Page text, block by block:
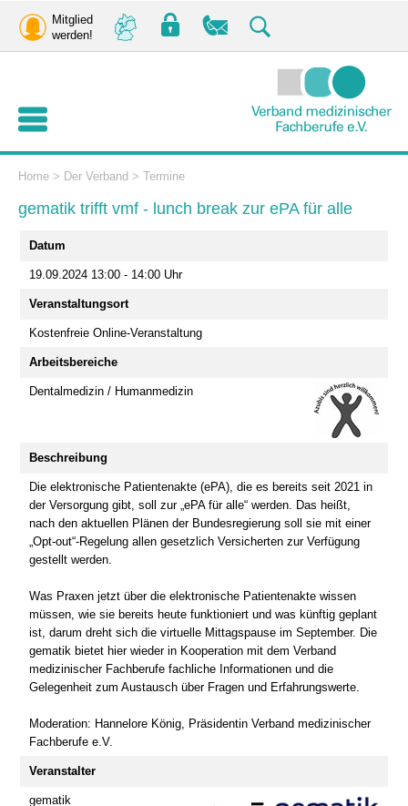
Mitglied
werden!
Home > Der Verband > Termine
gematik trifft vmf - lunch break zur ePA für alle
Datum
19.09.2024 13:00 - 14:00 Uhr
Veranstaltungsort
Kostenfreie Online-Veranstaltung
Arbeitsbereiche
Dentalmedizin / Humanmedizin
Beschreibung
Die elektronische Patientenakte (ePA), die es bereits seit 2021 in
der Versorgung gibt, soll zur „ePA für alle“ werden. Das heißt,
nach den aktuellen Plänen der Bundesregierung soll sie mit einer
„Opt-out“-Regelung allen gesetzlich Versicherten zur Verfügung
gestellt werden.
Was Praxen jetzt über die elektronische Patientenakte wissen
müssen, wie sie bereits heute funktioniert und was künftig geplant
ist, darum dreht sich die virtuelle Mittagspause im September. Die
gematik bietet hier wieder in Kooperation mit dem Verband
medizinischer Fachberufe fachliche Informationen und die
Gelegenheit zum Austausch über Fragen und Erfahrungswerte.
Moderation: Hannelore König, Präsidentin Verband medizinischer
Fachberufe e.V.
Veranstalter
gematik